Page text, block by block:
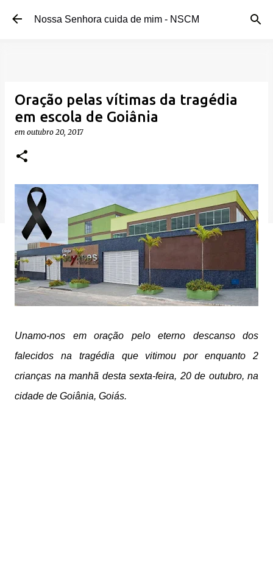
Pular para o conteúdo principal
Nossa Senhora cuida de mim - NSCM
Oração pelas vítimas da tragédia
em escola de Goiânia
em outubro 20, 2017
Unamo-nos em oração pelo eterno descanso dos
falecidos na tragédia que vitimou por enquanto 2
crianças na manhã desta sexta-feira, 20 de outubro, na
cidade de Goiânia, Goiás.